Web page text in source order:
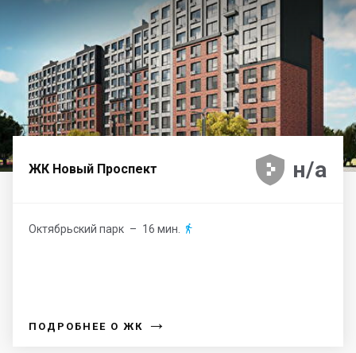
ЖК Новый Проспект 



 н/а
Октябрьский парк – 16 мин. 
ПОДРОБНЕЕ О ЖК →